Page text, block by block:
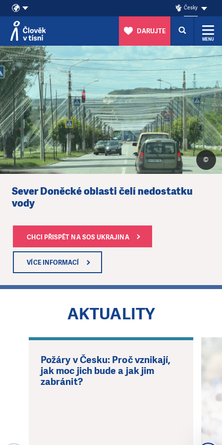
Přeskočit na obsah
Česky
DARUJTE
MENU
POMÁHEJTE
S
NÁMI
-
ČLOVĚK
V
TÍSNI
©
Sever Doněcké oblasti čelí nedostatku
vody
CHCI PŘISPĚT NA SOS UKRAJINA
VÍCE INFORMACÍ
1
AKTUALITY
Požáry v Česku: Proč vznikají,
jak moc jich bude a jak jim
zabránit?